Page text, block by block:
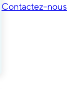
Contactez-nous